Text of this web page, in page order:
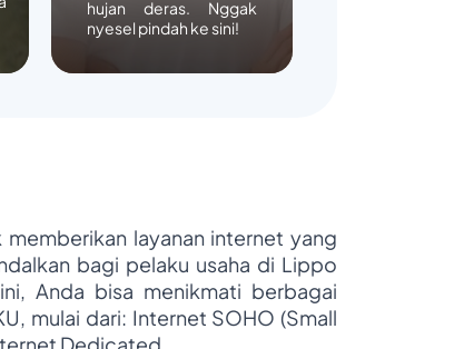
hujan deras. Nggak
nyesel pindah ke sini!
layanan internet yang
bagi pelaku usaha di Lippo
Anda bisa menikmati berbagai
mulai dari: Internet SOHO (Small